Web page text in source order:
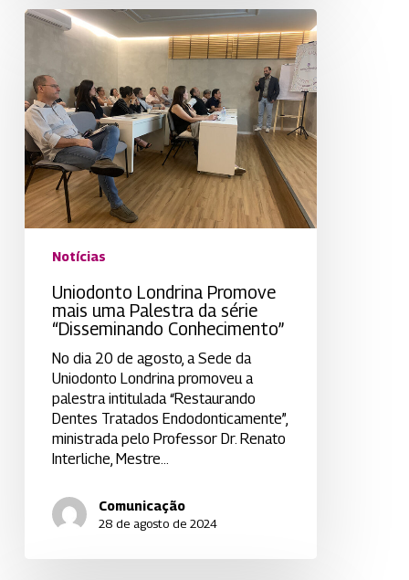
Uniodonto
Londrina
mais
uma
Palestra
da
série
“Disseminando
Conhecimento”
Notícias
Uniodonto Londrina Promove
mais uma Palestra da série
“Disseminando Conhecimento”
No dia 20 de agosto, a Sede da
Uniodonto Londrina promoveu a
palestra intitulada “Restaurando
Dentes Tratados Endodonticamente”,
ministrada pelo Professor Dr. Renato
Interliche, Mestre…
Comunicação
28 de agosto de 2024